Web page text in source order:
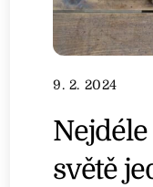
9. 2. 2024
světě